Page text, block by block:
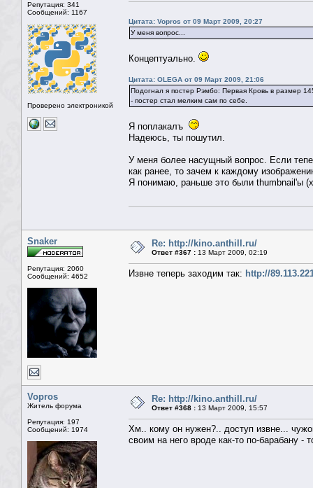
Репутация: 341
Сообщений: 1167
Проверено электроникой
Цитата: Vopros от 09 Март 2009, 20:27
У меня вопрос...
Концептуально.
Цитата: OLEGA от 09 Март 2009, 21:06
Подогнал я постер Рэмбо: Первая Кровь в размер
- постер стал мелким сам по себе.
Я поплакалъ
Надеюсь, ты пошутил.
У меня более насущный вопрос. Если
как ранее, то зачем к каждому
Я понимаю, раньше это были thumbnail'ы
Snaker
Репутация: 2060
Сообщений: 4652
Re: http://kino.anthill.ru/
Ответ #367 : 13 Март 2009, 02:19
Извне теперь заходим так: http://
Vopros
Житель форума
Репутация: 197
Сообщений: 1974
Re: http://kino.anthill.ru/
Ответ #368 : 13 Март 2009, 15:57
Хм.. кому он нужен?.. доступ извне...
своим на него вроде как-то по-барабану -